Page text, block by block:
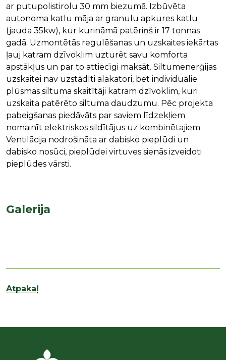
ar putupolistirolu 30 mm biezumā. Izbūvēta
autonoma katlu māja ar granulu apkures katlu
(jauda 35kw), kur kurināmā patēriņš ir 17 tonnas
gadā. Uzmontētās regulēšanas un uzskaites iekārtas
ļauj katram dzīvoklim uzturēt savu komforta
apstākļus un par to attiecīgi maksāt. Siltumenerģijas
uzskaitei nav uzstādīti alakatori, bet individuālie
plūsmas siltuma skaitītāji katram dzīvoklim, kuri
uzskaita patērēto siltuma daudzumu. Pēc projekta
pabeigšanas piedāvāts par saviem līdzekļiem
nomainīt elektriskos sildītājus uz kombinētajiem.
Ventilācija nodrošināta ar dabisko pieplūdi un
dabisko nosūci, pieplūdei virtuves sienās izveidoti
pieplūdes vārsti.
Galerija
Atpakaļ